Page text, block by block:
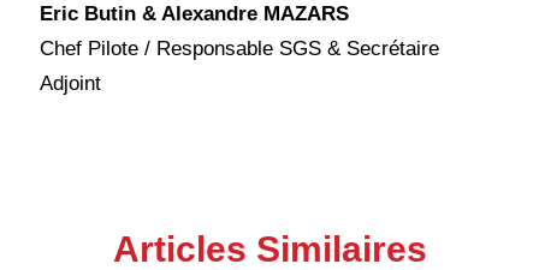
Eric Butin & Alexandre MAZARS
Chef Pilote / Responsable SGS & Secrétaire
Adjoint
Articles Similaires